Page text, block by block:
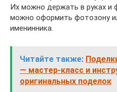
Их можно держать в руках и
можно оформить фотозону
именинника.
Читайте также:
— мастер-класс и
оригинальных поделок